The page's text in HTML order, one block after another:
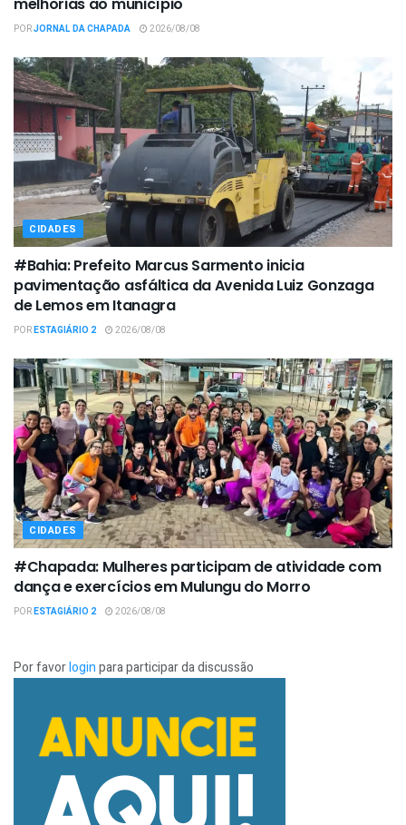
PORJORNAL DA CHAPADA 2026/08/08
CIDADES
#Bahia: Prefeito Marcus Sarmento inicia
pavimentação asfáltica da Avenida Luiz Gonzaga
de Lemos em Itanagra
PORESTAGIÁRIO 2 2026/08/08
CIDADES
#Chapada: Mulheres participam de atividade com
dança e exercícios em Mulungu do Morro
PORESTAGIÁRIO 2 2026/08/08
Por favorloginpara participar da discussão